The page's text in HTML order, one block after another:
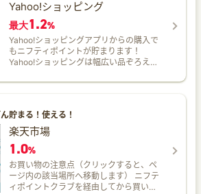
Yahoo!ショッピング
最大1.2%
Yahoo!ショッピングアプリからの購入で
もニフティポイントが貯まります！
Yahoo!ショッピングは幅広い品ぞろえ
載のオンラインショッピングモール。
貯まる！使える！
楽天市場
1.0%
お買い物の注意点（クリックすると、ペ
ージ内の該当場所へ移動します） ニフテ
ィポイントクラブを経由してから買い物